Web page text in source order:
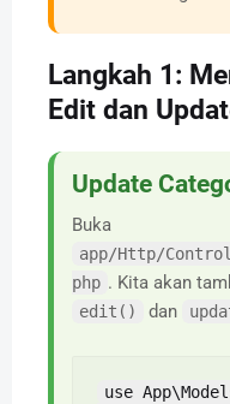
Langkah 1:
Edit dan
Update
Buka
app/Http/
php . Kita akan
edit() dan
use